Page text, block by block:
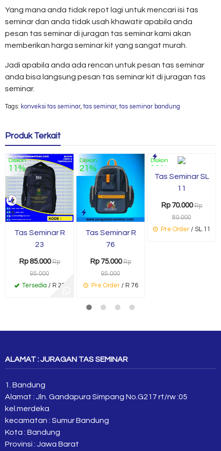
Yang mana anda tidak repot lagi untuk mencari isi tas
seminar dan anda tidak usah khawatir apabila anda
pesan tas seminar di juragan tas seminar kami akan
memberikan harga seminar kit yang sangat murah.
Jadi apabila anda ada rencan untuk pesan tas seminar
anda bisa langsung pesan tas seminar kit di juragan tas
seminar.
Tags: konveksi tas seminar,tas seminar,tas seminar bandung
Produk Terkait
Diskon
11%
Tas Seminar R
23
Rp 85.000 Rp
95.000
Tersedia / R 23
Diskon
21%
Tas Seminar R
76
Rp 75.000 Rp
95.000
Pre Order/ R 76
Diskon
13%
Tas Seminar SL
11
Rp 70.000 Rp
80.000
Pre Order/ SL 11
ALAMAT : JURAGAN TAS SEMINAR
1. Bandung
Alamat : Jln. Gandapura Simpang No.G217 rt/rw :05
kel.merdeka
kecamatan : Sumur Bandung
Kota : Bandung
Provinsi : Jawa Barat